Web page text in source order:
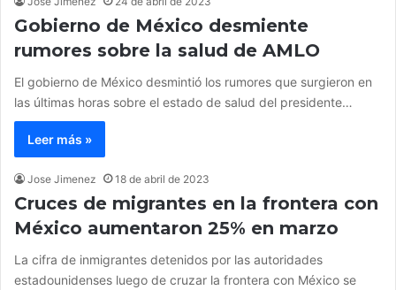
Gobierno de México desmiente
rumores sobre la salud de AMLO
El gobierno de México desmintió los rumores que surgieron en
las últimas horas sobre el estado de salud del presidente…
Leer más »
Jose Jimenez 18 de abril de 2023
Cruces de migrantes en la frontera con
México aumentaron 25% en marzo
La cifra de inmigrantes detenidos por las autoridades
estadounidenses luego de cruzar la frontera con México se